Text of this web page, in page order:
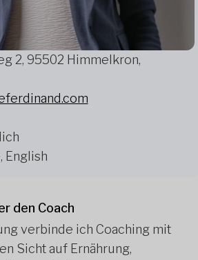
2, 95502 Himmelkron,
English
den Coach
verbinde ich Coaching mit
Sicht auf Ernährung,